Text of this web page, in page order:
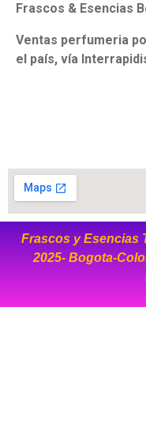
Frascos & Esencias
Ventas perfumeria
el país, vía
Frascos y Esencias
2025- Bogota-